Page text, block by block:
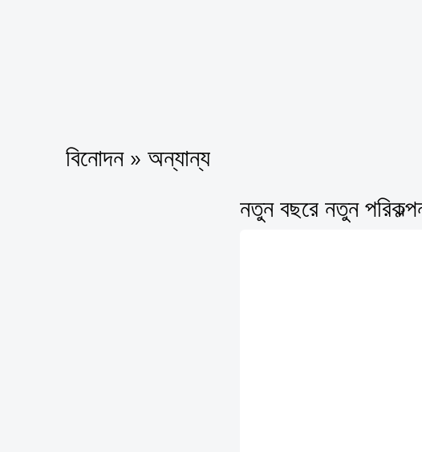
বিনোদন » অন্যান্য
নতুন বছরে নতুন